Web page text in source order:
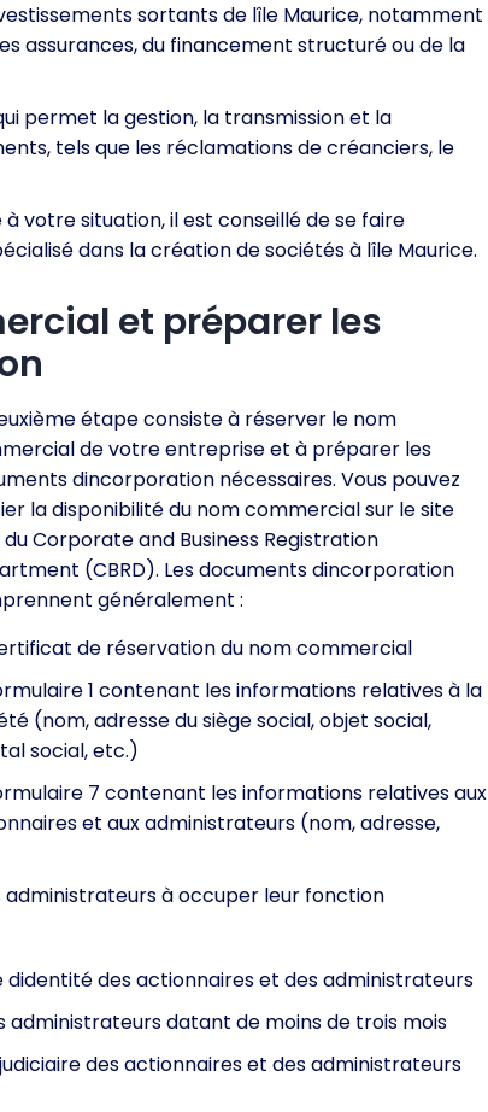
sortants de lîle Maurice, notamment
assurances, du financement structuré ou de la
permet la gestion, la transmission et la
tels que les réclamations de créanciers, le
votre situation, il est conseillé de se faire
dans la création de sociétés à lîle Maurice.
et préparer les
étape consiste à réserver le nom
de votre entreprise et à préparer les
dincorporation nécessaires. Vous pouvez
la disponibilité du nom commercial sur le site
Corporate and Business Registration
(CBRD). Les documents dincorporation
généralement :
de réservation du nom commercial
1 contenant les informations relatives à la
(nom, adresse du siège social, objet social,
social, etc.)
7 contenant les informations relatives aux
et aux administrateurs (nom, adresse,
à occuper leur fonction
des actionnaires et des administrateurs
administrateurs datant de moins de trois mois
des actionnaires et des administrateurs